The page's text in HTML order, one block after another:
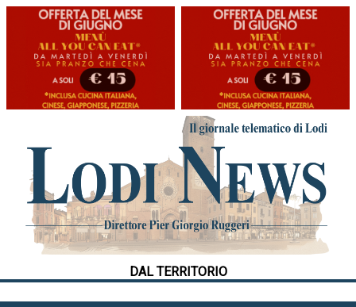
DAL TERRITORIO
HOME
CRONACA
POLITICA
LA FOTO
METEO
CULTURA